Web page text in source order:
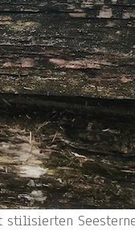
stilisierten